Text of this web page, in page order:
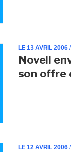
LE 13 AVRIL 2006
Novell
son offre
LE 12 AVRIL 2006